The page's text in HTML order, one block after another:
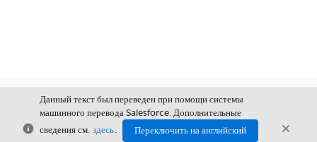
Закрыть
Данный текст был переведен при помощи системы
машинного перевода Salesforce. Дополнительные
сведения см. здесь.
Переключить на английский